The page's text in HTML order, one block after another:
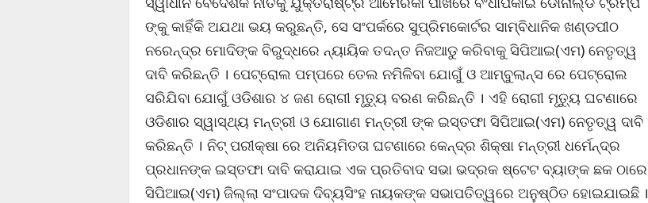
ଙ୍କୁ କାହିଁକି ଅଯଥା ଭୟ କରୁଛନ୍ତି, ସେ ସଂପର୍କରେ ସୁପ୍ରିମକୋର୍ଟର ସାମ୍ବିଧାନିକ ଖଣ୍ଡପୀଠ
ନରେନ୍ଦ୍ର ମୋଦିଙ୍କ ବିରୁଦ୍ଧରେ ନ୍ୟାୟିକ ତଦନ୍ତ ନିଜଆଡୁ କରିବାକୁ ସିପିଆଇ(ଏମ) ନେତୃତ୍ୱ
ଦାବି କରିଛନ୍ତି । ପେଟ୍ରୋଲ ପମ୍ପରେ ତେଲ ନମିଳିବା ଯୋଗୁଁ ଓ ଆମ୍ବୁଲାନ୍ସ ରେ ପେଟ୍ରୋଲ
ସରିଯିବା ଯୋଗୁଁ ଓଡିଶାର ୪ ଜଣ ରୋଗୀ ମୃତ୍ୟୁ ବରଣ କରିଛନ୍ତି । ଏହି ରୋଗୀ ମୃତ୍ୟୁ ଘଟଣାରେ
ଓଡିଶାର ସ୍ୱାସ୍ଥ୍ୟ ମନ୍ତ୍ରୀ ଓ ଯୋଗାଣ ମନ୍ତ୍ରୀ ଙ୍କ ଇସ୍ତଫା ସିପିଆଇ(ଏମ) ନେତୃତ୍ୱ ଦାବି
କରିଛନ୍ତି । ନିଟ୍ ପରୀକ୍ଷା ରେ ଅନିୟମିତତା ଘଟଣାରେ କେନ୍ଦ୍ର ଶିକ୍ଷା ମନ୍ତ୍ରୀ ଧର୍ମେନ୍ଦ୍ର
ପ୍ରଧାନଙ୍କ ଇସ୍ତଫା ଦାବି କରାଯାଇ ଏକ ପ୍ରତିବାଦ ସଭା ଭଦ୍ରକ ଷ୍ଟେଟ ବ୍ୟାଙ୍କ ଛକ ଠାରେ
ସିପିଆଇ(ଏମ) ଜିଲ୍ଲା ସଂପାଦକ ଦିବ୍ୟସିଂହ ନାୟକଙ୍କ ସଭାପତିତ୍ୱରେ ଅନୁଷ୍ଠିତ ହୋଇଯାଇଛି ।